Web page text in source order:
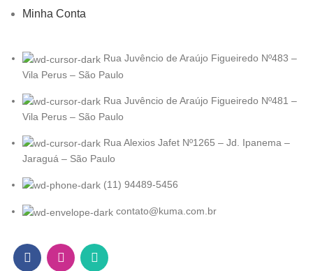
Minha Conta
Rua Juvêncio de Araújo Figueiredo Nº483 –
Vila Perus – São Paulo
Rua Juvêncio de Araújo Figueiredo Nº481 –
Vila Perus – São Paulo
Rua Alexios Jafet Nº1265 – Jd. Ipanema –
Jaraguá – São Paulo
(11) 94489-5456
contato@kuma.com.br